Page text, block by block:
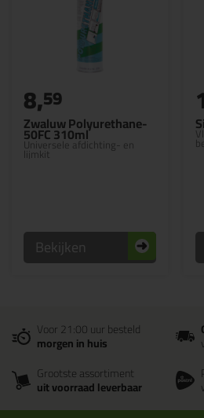
Zwaluw Polyurethane-
50FC 310ml
Universele afdichting- en
lijmkit
8,59
Bekijken
Voor 21:00 uur besteld
morgen in huis
Grootste assortiment
uit voorraad leverbaar